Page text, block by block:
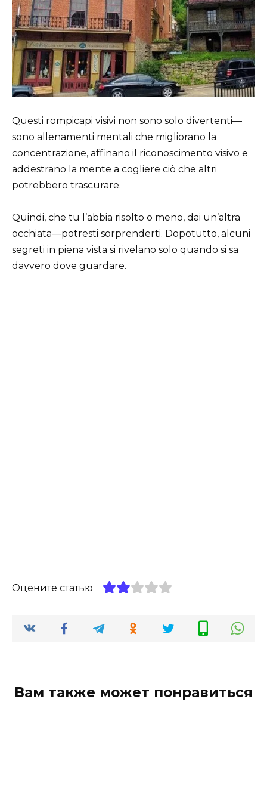
Questi rompicapi visivi non sono solo divertenti—
sono allenamenti mentali che migliorano la
concentrazione, affinano il riconoscimento visivo e
addestrano la mente a cogliere ciò che altri
potrebbero trascurare.
Quindi, che tu l’abbia risolto o meno, dai un’altra
occhiata—potresti sorprenderti. Dopotutto, alcuni
segreti in piena vista si rivelano solo quando si sa
davvero dove guardare.
Оцените статью
Вам также может понравиться